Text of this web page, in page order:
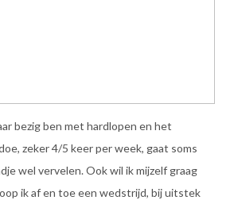
bezig ben met hardlopen en het
zeker 4/5 keer per week, gaat soms
wel vervelen. Ook wil ik mijzelf graag
ik af en toe een wedstrijd, bij uitstek